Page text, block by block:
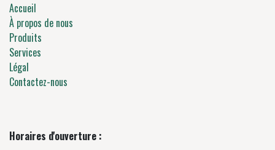
Accueil
À propos de nous
Produits
Services
Légal
Contactez-nous
Horaires d'ouverture :